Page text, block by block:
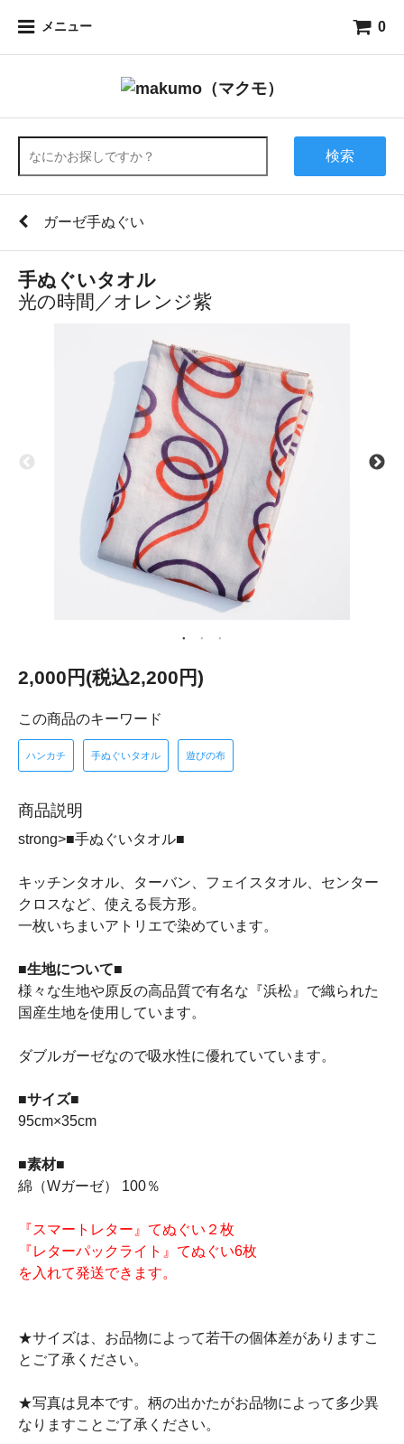
メニュー 0
検索
ガーゼ手ぬぐい
手ぬぐいタオル
光の時間／オレンジ紫
2,000円(税込2,200円)
この商品のキーワード
ハンカチ 手ぬぐいタオル 遊びの布
商品説明
strong>■手ぬぐいタオル■
キッチンタオル、ターバン、フェイスタオル、センター
クロスなど、使える長方形。
一枚いちまいアトリエで染めています。
■生地について■
様々な生地や原反の高品質で有名な『浜松』で織られた
国産生地を使用しています。
ダブルガーゼなので吸水性に優れていています。
■サイズ■
95cm×35cm
■素材■
綿（Wガーゼ） 100％
『スマートレター』てぬぐい２枚
『レターパックライト』てぬぐい6枚
を入れて発送できます。
★サイズは、お品物によって若干の個体差がありますこ
とご了承ください。
★写真は見本です。柄の出かたがお品物によって多少異
なりますことご了承ください。